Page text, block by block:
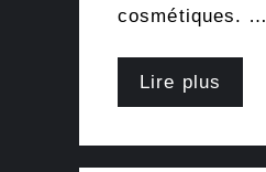
cosmétiques. …
Lire plus